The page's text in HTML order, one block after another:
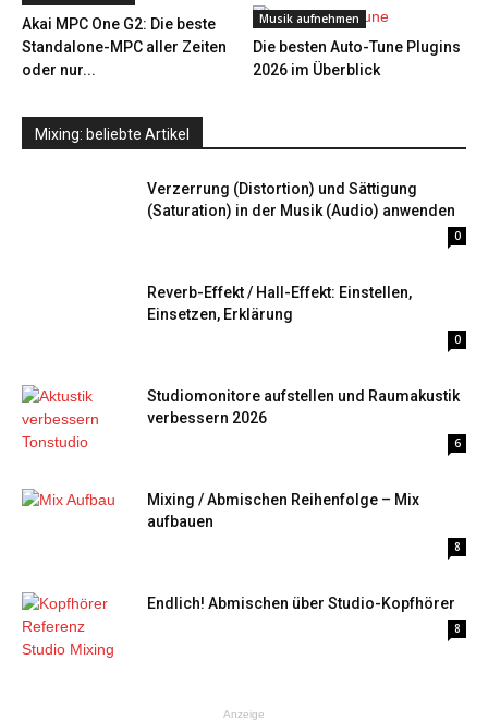
Akai MPC One G2: Die beste
Standalone-MPC aller Zeiten
oder nur...
Musik aufnehmen
Die besten Auto-Tune Plugins
2026 im Überblick
Mixing: beliebte Artikel
Verzerrung (Distortion) und Sättigung
(Saturation) in der Musik (Audio) anwenden
0
Reverb-Effekt / Hall-Effekt: Einstellen,
Einsetzen, Erklärung
0
Studiomonitore aufstellen und Raumakustik
verbessern 2026
6
Mixing / Abmischen Reihenfolge – Mix
aufbauen
8
Endlich! Abmischen über Studio-Kopfhörer
8
Anzeige